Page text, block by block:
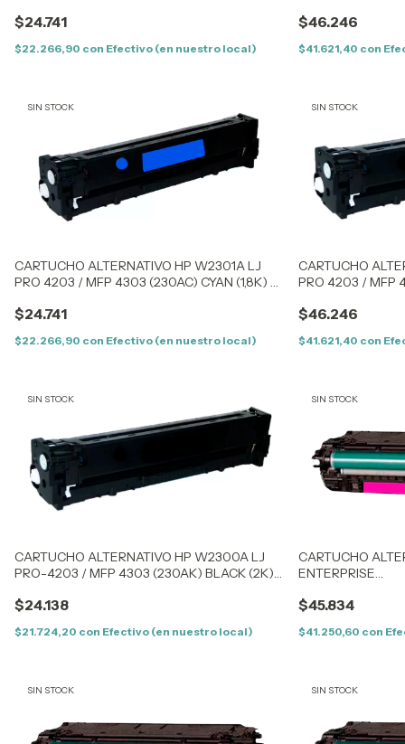
$24.741
$22.266,90 con Efectivo (en nuestro local)
$46.246
$41.621,40 con
SIN STOCK
CARTUCHO ALTERNATIVO HP W2301A LJ
PRO 4203 / MFP 4303 (230AC) CYAN (1,8K) –
$24.741
$22.266,90 con Efectivo (en nuestro local)
SIN STOCK
CARTUCHO
PRO 4203 / MFP
$46.246
$41.621,40 con
SIN STOCK
CARTUCHO ALTERNATIVO HP W2300A LJ
PRO-4203 / MFP 4303 (230AK) BLACK (2K) –
$24.138
$21.724,20 con Efectivo (en nuestro local)
SIN STOCK
CARTUCHO
ENTERPRISE
(508A)-
$45.834
$41.250,60 con
SIN STOCK SIN STOCK